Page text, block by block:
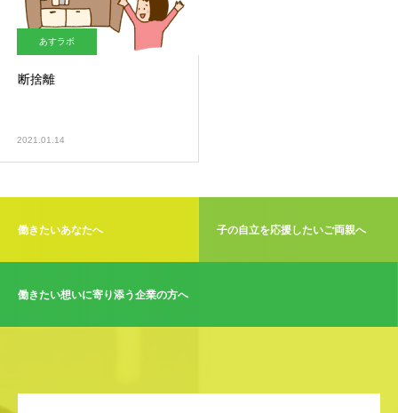
あすラボ
断捨離
2021.01.14
働きたいあなたへ 子の自立を応援したいご両親へ
働きたい想いに寄り添う企業の方へ